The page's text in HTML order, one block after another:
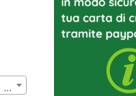
SET 14 MINIATURE FORMAT HW | € 11,00